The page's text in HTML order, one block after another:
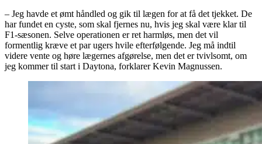
– Jeg havde et ømt håndled og gik til lægen for at få det tjekket. De
har fundet en cyste, som skal fjernes nu, hvis jeg skal være klar til
F1-sæsonen. Selve operationen er ret harmløs, men det vil
formentlig kræve et par ugers hvile efterfølgende. Jeg må indtil
videre vente og høre lægernes afgørelse, men det er tvivlsomt, om
jeg kommer til start i Daytona, forklarer Kevin Magnussen.